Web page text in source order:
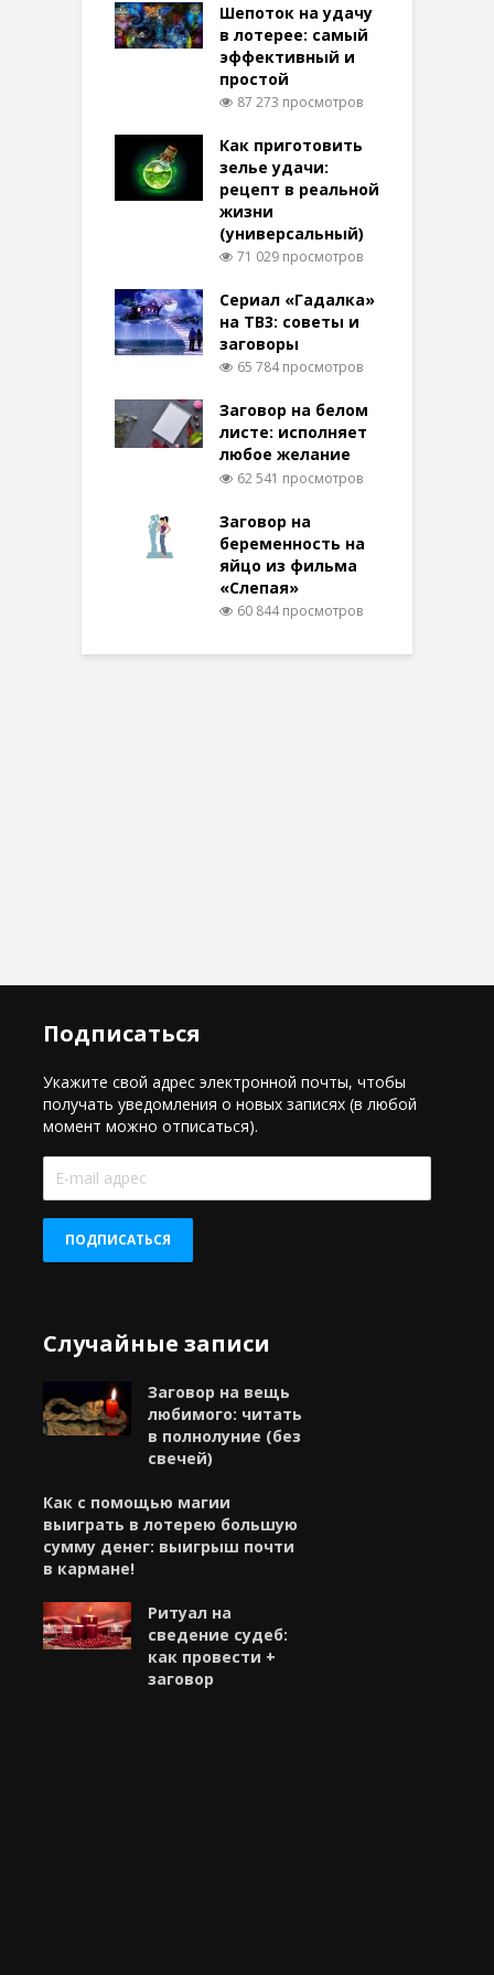
Шепоток на удачу
в лотерее: самый
эффективный и
простой
87 273 просмотров
Как приготовить
зелье удачи:
рецепт в реальной
жизни
(универсальный)
71 029 просмотров
Сериал «Гадалка»
на ТВ3: советы и
заговоры
65 784 просмотров
Заговор на белом
листе: исполняет
любое желание
62 541 просмотров
Заговор на
беременность на
яйцо из фильма
«Слепая»
60 844 просмотров
Подписаться
Укажите свой адрес электронной почты, чтобы
получать уведомления о новых записях (в любой
момент можно отписаться).
E-
mail
ПОДПИСАТЬСЯ
Случайные записи
Заговор на вещь
любимого: читать
в полнолуние (без
свечей)
Как с помощью магии
выиграть в лотерею большую
сумму денег: выигрыш почти
в кармане!
Ритуал на
сведение судеб:
как провести +
заговор